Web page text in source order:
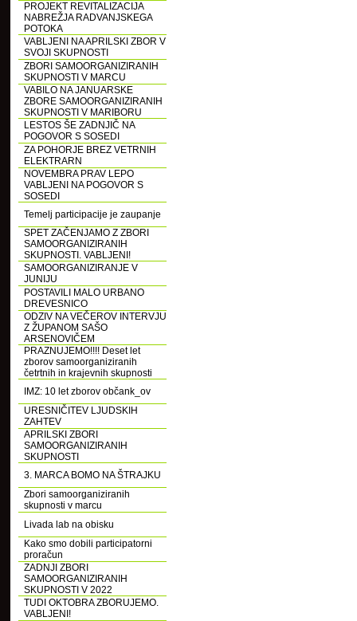
PROJEKT REVITALIZACIJA
NABREŽJA RADVANJSKEGA
POTOKA
VABLJENI NA APRILSKI ZBOR V
SVOJI SKUPNOSTI
ZBORI SAMOORGANIZIRANIH
SKUPNOSTI V MARCU
VABILO NA JANUARSKE
ZBORE SAMOORGANIZIRANIH
SKUPNOSTI V MARIBORU
LESTOS ŠE ZADNJIČ NA
POGOVOR S SOSEDI
ZA POHORJE BREZ VETRNIH
ELEKTRARN
NOVEMBRA PRAV LEPO
VABLJENI NA POGOVOR S
SOSEDI
Temelj participacije je zaupanje
SPET ZAČENJAMO Z ZBORI
SAMOORGANIZIRANIH
SKUPNOSTI. VABLJENI!
SAMOORGANIZIRANJE V
JUNIJU
POSTAVILI MALO URBANO
DREVESNICO
ODZIV NA VEČEROV INTERVJU
Z ŽUPANOM SAŠO
ARSENOVIČEM
PRAZNUJEMO!!!! Deset let
zborov samoorganiziranih
četrtnih in krajevnih skupnosti
IMZ: 10 let zborov občank_ov
URESNIČITEV LJUDSKIH
ZAHTEV
APRILSKI ZBORI
SAMOORGANIZIRANIH
SKUPNOSTI
3. MARCA BOMO NA ŠTRAJKU
Zbori samoorganiziranih
skupnosti v marcu
Livada lab na obisku
Kako smo dobili participatorni
proračun
ZADNJI ZBORI
SAMOORGANIZIRANIH
SKUPNOSTI V 2022
TUDI OKTOBRA ZBORUJEMO.
VABLJENI!